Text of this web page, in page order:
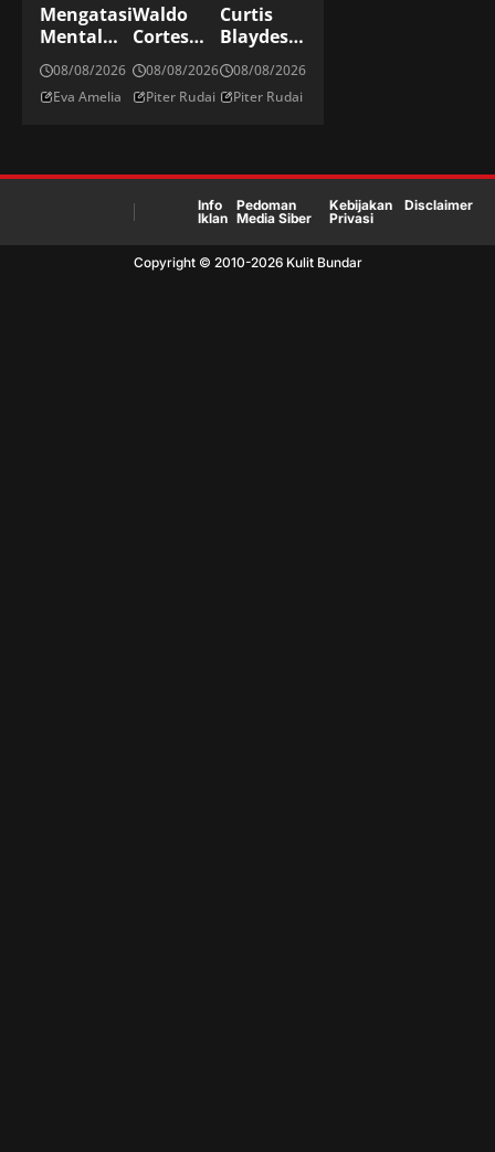
Mengatasi
Mental
Overload
Dengan
Rutinitas
08/08/2026
Eva Amelia
Waldo
Cortes
Acosta:
Raksasa
Dominika
08/08/2026
Piter Rudai
Curtis
Blaydes:
Petarung
Di Divisi
Kelas
08/08/2026
Piter Rudai
Info
Iklan
Pedoman
Media Siber
Kebijakan
Privasi
Disclaimer
Copyright © 2010-2026Kulit Bundar